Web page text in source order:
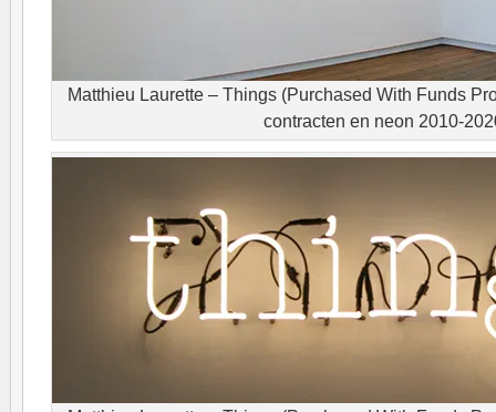
Matthieu Laurette – Things (Purchased With Funds
contracten en neon 2010-